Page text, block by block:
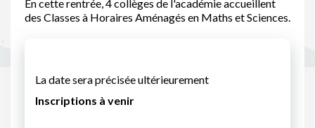
En cette rentrée, 4 collèges de l'académie accueillent
des Classes à Horaires Aménagés en Maths et Sciences.
La date sera précisée ultérieurement
Inscriptions à venir